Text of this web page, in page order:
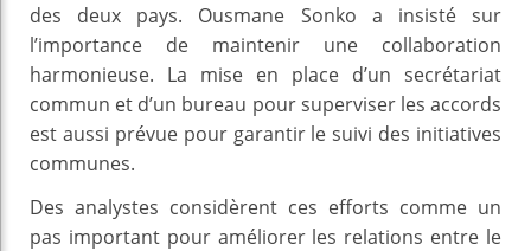
des deux pays. Ousmane Sonko a insisté sur
l’importance de maintenir une collaboration
harmonieuse. La mise en place d’un secrétariat
commun et d’un bureau pour superviser les accords
est aussi prévue pour garantir le suivi des initiatives
communes.
Des analystes considèrent ces efforts comme un
pas important pour améliorer les relations entre le